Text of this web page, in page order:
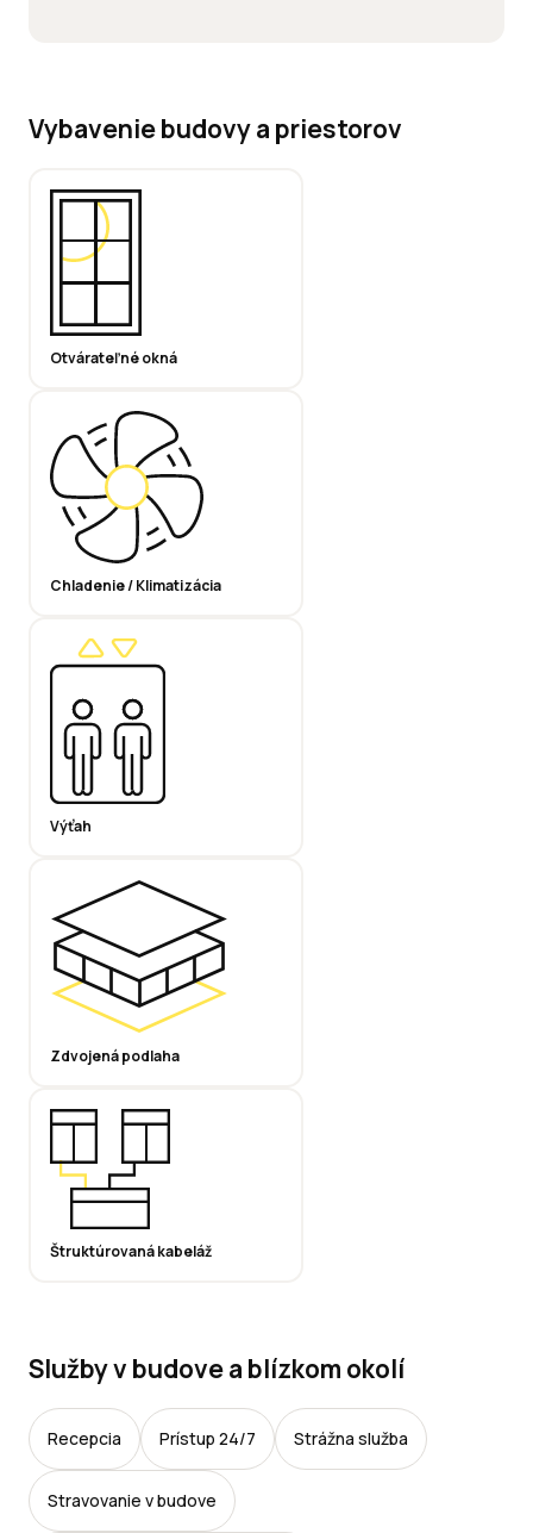
Vybavenie budovy a priestorov
Otvárateľné okná
Chladenie / Klimatizácia
Výťah
Zdvojená podlaha
Štruktúrovaná kabeláž
Služby v budove a blízkom okolí
Recepcia Prístup 24/7 Strážna služba
Stravovanie v budove